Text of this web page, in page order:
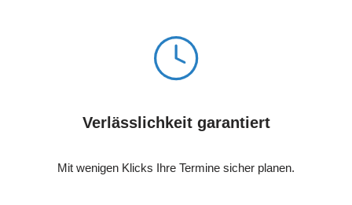
Verlässlichkeit garantiert
Mit wenigen Klicks Ihre Termine sicher planen.